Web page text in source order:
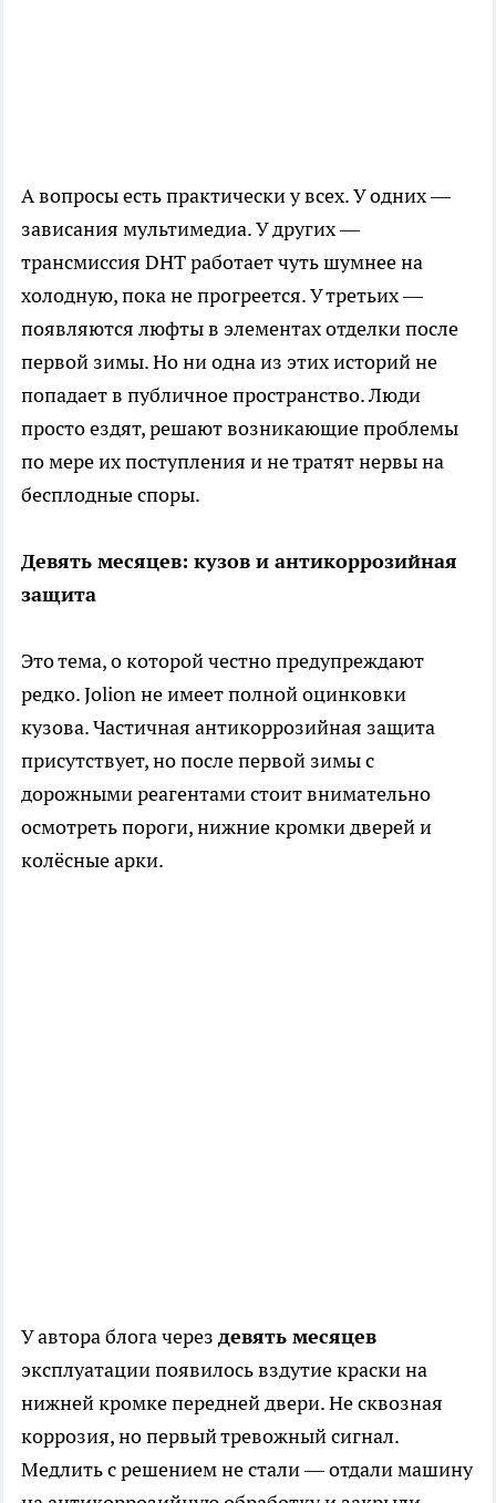
А вопросы есть практически у всех. У одних —
зависания мультимедиа. У других —
трансмиссия DHT работает чуть шумнее на
холодную, пока не прогреется. У третьих —
появляются люфты в элементах отделки после
первой зимы. Но ни одна из этих историй не
попадает в публичное пространство. Люди
просто ездят, решают возникающие проблемы
по мере их поступления и не тратят нервы на
бесплодные споры.
Девять месяцев: кузов и антикоррозийная
защита
Это тема, о которой честно предупреждают
редко. Jolion не имеет полной оцинковки
кузова. Частичная антикоррозийная защита
присутствует, но после первой зимы с
дорожными реагентами стоит внимательно
осмотреть пороги, нижние кромки дверей и
колёсные арки.
У автора блога через девять месяцев
эксплуатации появилось вздутие краски на
нижней кромке передней двери. Не сквозная
коррозия, но первый тревожный сигнал.
Медлить с решением не стали — отдали машину